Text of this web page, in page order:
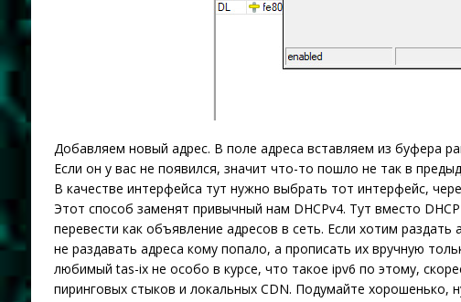
Добавляем новый адрес. В поле адреса вставляем из буфера
Если он у вас не появился, значит что-то пошло не так в
В качестве интерфейса тут нужно выбрать тот интерфейс,
Этот способ заменят привычный нам DHCPv4. Тут вместо
перевести как объявление адресов в сеть. Если хотим
не раздавать адреса кому попало, а прописать их вручную
любимый tas-ix не особо в курсе, что такое ipv6 по этому,
пиринговых стыков и локальных CDN. Подумайте хорошенько,